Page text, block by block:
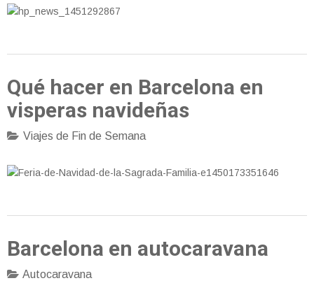
Qué hacer en Barcelona en
visperas navideñas
Viajes de Fin de Semana
Barcelona en autocaravana
Autocaravana